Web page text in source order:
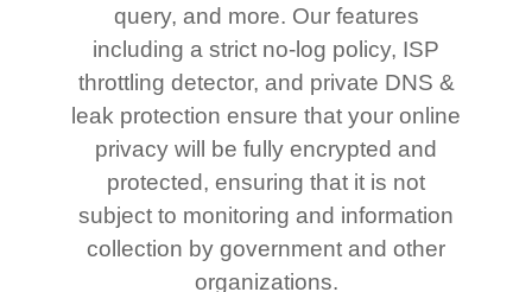
query, and more. Our features
including a strict no-log policy, ISP
throttling detector, and private DNS &
leak protection ensure that your online
privacy will be fully encrypted and
protected, ensuring that it is not
subject to monitoring and information
collection by government and other
organizations.